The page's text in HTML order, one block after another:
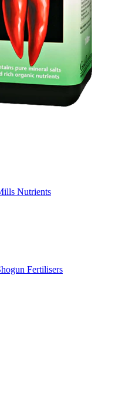
Nutrients
Fertilisers